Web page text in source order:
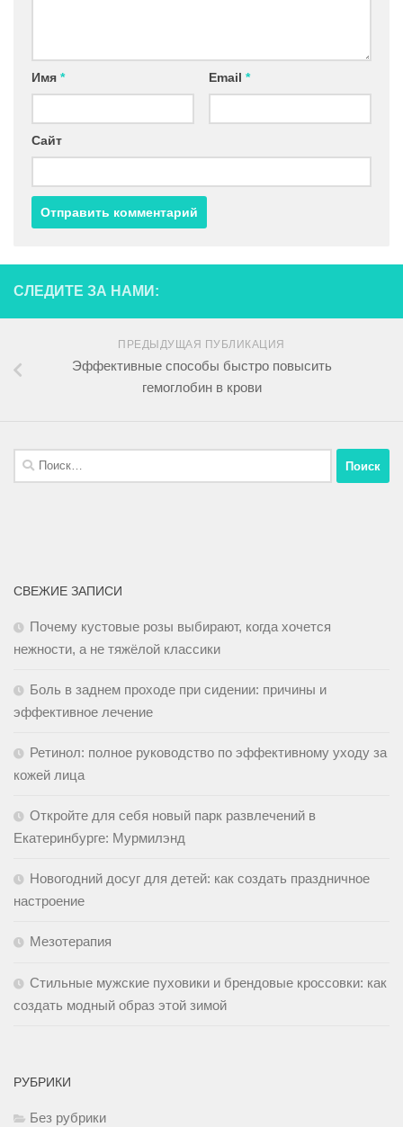
Имя * Email *
Сайт
СЛЕДИТЕ ЗА НАМИ:
ПРЕДЫДУЩАЯ ПУБЛИКАЦИЯ
Эффективные способы быстро повысить
гемоглобин в крови
СВЕЖИЕ ЗАПИСИ
Почему кустовые розы выбирают, когда хочется
нежности, а не тяжёлой классики
Боль в заднем проходе при сидении: причины и
эффективное лечение
Ретинол: полное руководство по эффективному уходу за
кожей лица
Откройте для себя новый парк развлечений в
Екатеринбурге: Мурмилэнд
Новогодний досуг для детей: как создать праздничное
настроение
Мезотерапия
Стильные мужские пуховики и брендовые кроссовки: как
создать модный образ этой зимой
РУБРИКИ
Без рубрики